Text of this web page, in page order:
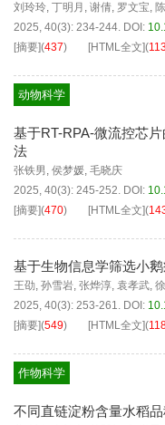
刘玲玲, 丁明月 , 谢倩, 罗文宝,
2025, 40(3): 234-244. DOI:
[摘要](437) [HTML全文](
动物科学
基于RT-RPA-微流控芯
法
张铁男, 侯梦媛, 毛晓庆
2025, 40(3): 245-252. DOI:
[摘要](470) [HTML全文](
基于生物信息学筛选小
王劭, 孙雪岩, 张烨淳, 袁孝武,
2025, 40(3): 253-261. DOI:
[摘要](549) [HTML全文](
作物科学
不同直链淀粉含量水稻